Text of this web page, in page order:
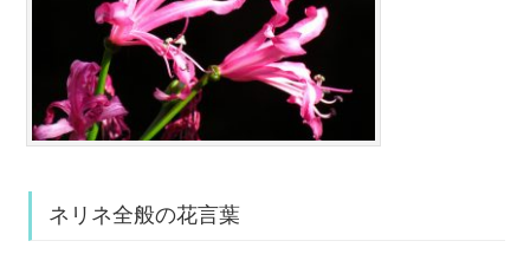
ネリネ全般の花言葉